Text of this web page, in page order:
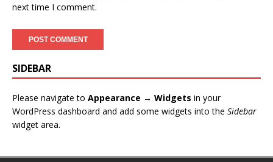
next time I comment.
SIDEBAR
Please navigate to Appearance → Widgets in your
WordPress dashboard and add some widgets into the Sidebar
widget area.